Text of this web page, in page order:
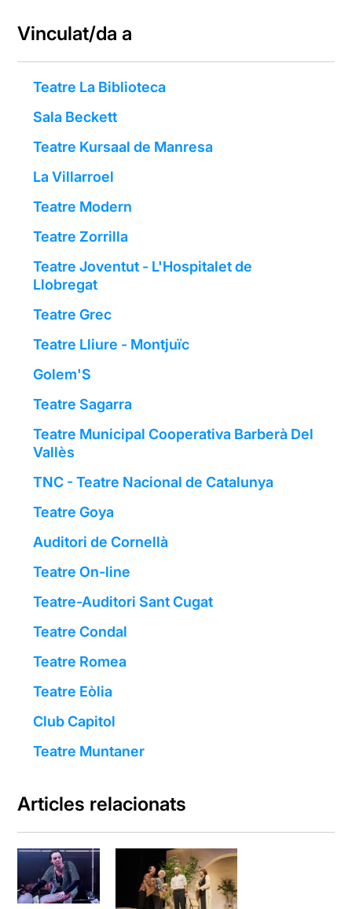
Vinculat/da a
Teatre La Biblioteca
Sala Beckett
Teatre Kursaal de Manresa
La Villarroel
Teatre Modern
Teatre Zorrilla
Teatre Joventut - L'Hospitalet de
Llobregat
Teatre Grec
Teatre Lliure - Montjuïc
Golem'S
Teatre Sagarra
Teatre Municipal Cooperativa Barberà Del
Vallès
TNC - Teatre Nacional de Catalunya
Teatre Goya
Auditori de Cornellà
Teatre On-line
Teatre-Auditori Sant Cugat
Teatre Condal
Teatre Romea
Teatre Eòlia
Club Capitol
Teatre Muntaner
Articles relacionats